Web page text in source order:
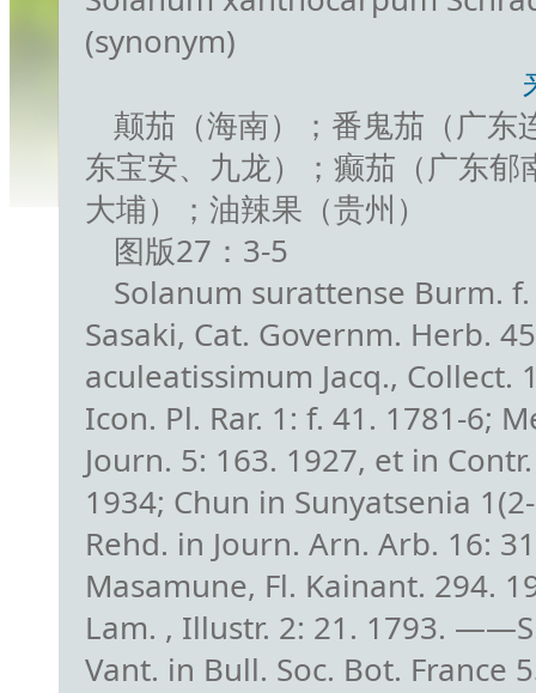
(synonym)
颠茄（海南）；番鬼茄（广东
东宝安、九龙）；癫茄（广东郁
大埔）；油辣果（贵州）
图版27：3-5
Solanum surattense Burm.
Sasaki, Cat. Governm. Herb.
aculeatissimum Jacq., Collect.
Icon. Pl. Rar. 1: f. 41. 1781-6;
Journ. 5: 163. 1927, et in
1934; Chun in Sunyatsenia
Rehd. in Journ. Arn. Arb. 16:
Masamune, Fl. Kainant. 294.
Lam. , Illustr. 2: 21. 1793.
Vant. in Bull. Soc. Bot.